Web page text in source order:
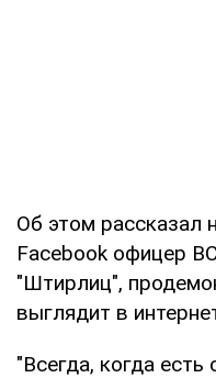
Об этом рассказал
Facebook офицер
"Штирлиц",
выглядит в
"Всегда, когда